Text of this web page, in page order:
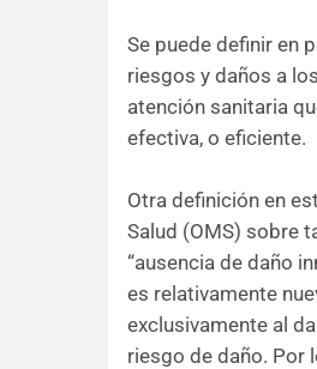
Se puede definir en
riesgos y daños a
atención sanitaria
efectiva, o eficiente.
Otra definición en
Salud (OMS) sobre
“ausencia de daño
es relativamente
exclusivamente al
riesgo de daño. Por